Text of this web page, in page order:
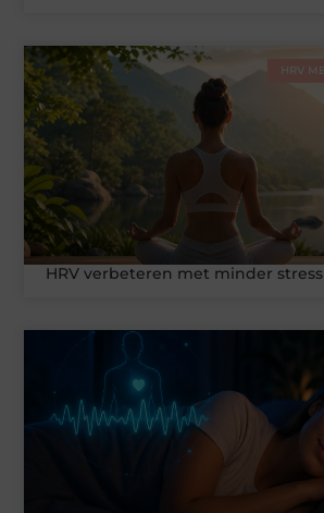
HRV
HRV verbeteren met minder stress